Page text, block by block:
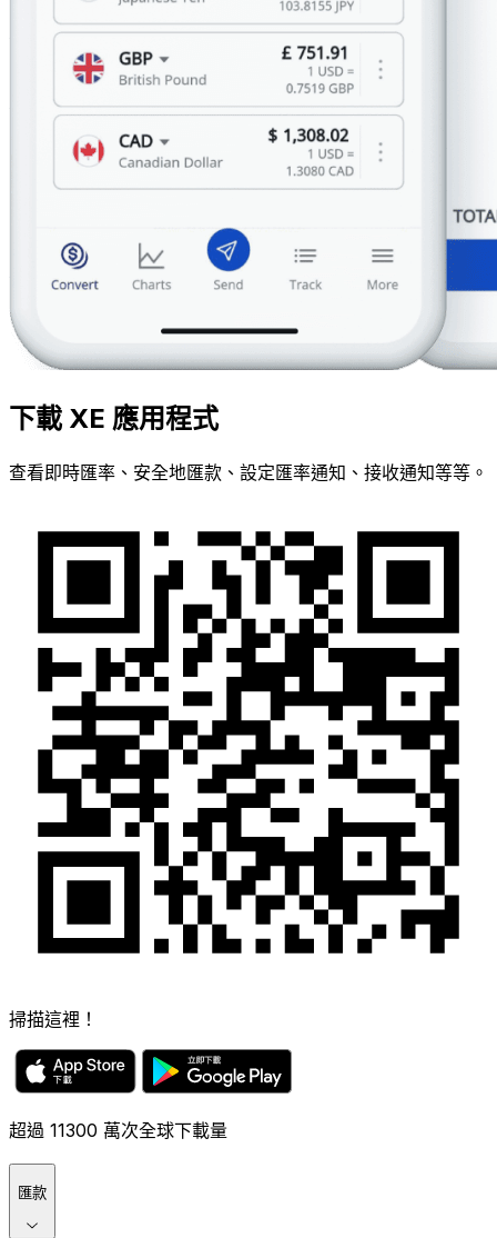
下載 XE 應用程式
查看即時匯率、安全地匯款、設定匯率通知、接收通知等等。
掃描這裡！
超過 11300 萬次全球下載量
匯款